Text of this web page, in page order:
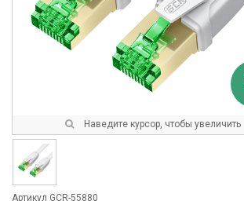
Наведите курсор, чтобы увеличить
Артикул GCR-55880